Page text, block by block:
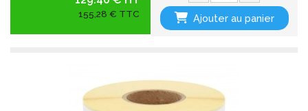
155,28 € TTC Ajouter au panier